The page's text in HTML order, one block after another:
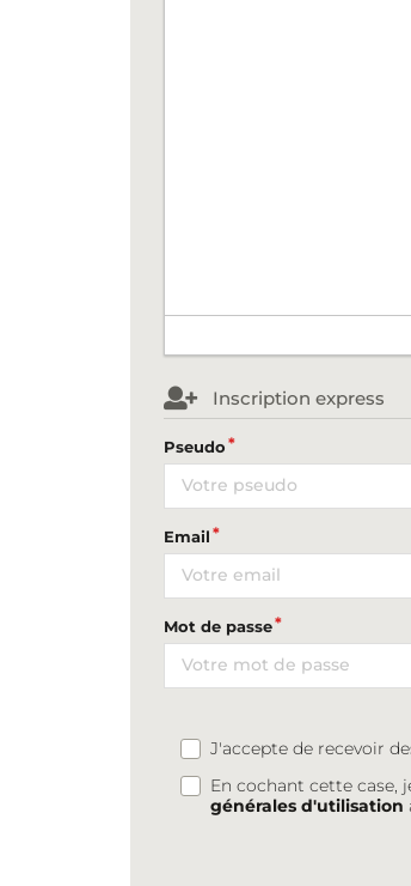
Inscription express
Pseudo
Email
Mot de passe
J'accepte de recevoir
En cochant cette case,
générales d'utilisation